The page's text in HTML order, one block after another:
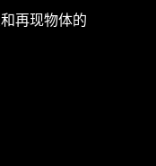
再现物体的